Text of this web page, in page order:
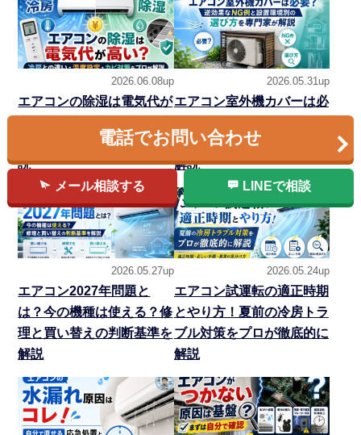
2026.06.08up
エアコンの除湿は電気代が
設定・カビ対策をプロが解
説
2026.05.31up
エアコン室外機カバーは必
環境別の選び方を専門家が
解説
2026.05.27up
エアコン2027年問題と
は？今の機種は使える？修
理と買い替えの判断基準を
解説
2026.05.24up
エアコン試運転の適正時期
とやり方！夏前の冷房トラ
ブル対策をプロが徹底的に
解説
電話でお問い合わせ
メール相談する LINEで相談